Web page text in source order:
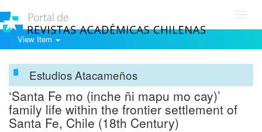
View Item
Estudios Atacameños
‘Santa Fe mo (inche ñi mapu mo cay)’
family life within the frontier settlement of
Santa Fe, Chile (18th Century)